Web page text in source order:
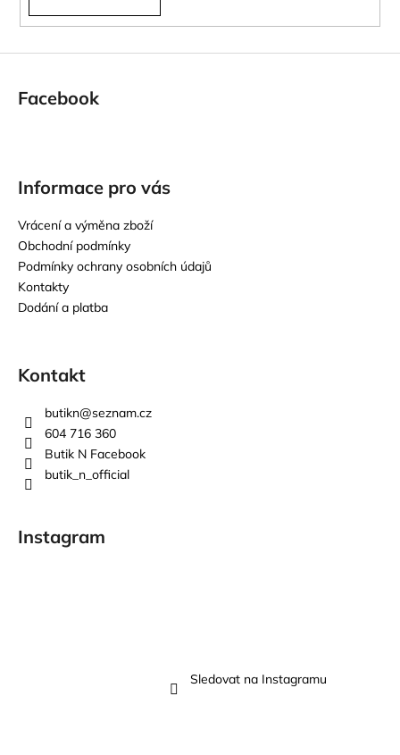
ý
p
Facebook
Informace pro vás
Vrácení a výměna zboží
Obchodní podmínky
Podmínky ochrany osobních údajů
Kontakty
Dodání a platba
Kontakt
butikn@seznam.cz
604 716 360
Butik N Facebook
butik_n_official
Instagram
Sledovat na Instagramu